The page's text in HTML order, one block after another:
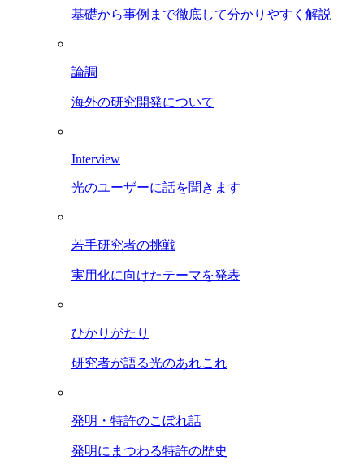
基礎から事例まで徹底して分かりやすく解説
論調
海外の研究開発について
Interview
光のユーザーに話を聞きます
若手研究者の挑戦
実用化に向けたテーマを発表
ひかりがたり
研究者が語る光のあれこれ
発明・特許のこぼれ話
発明にまつわる特許の歴史